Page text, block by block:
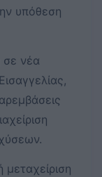
υπόθεση
σε νέα
μεταχείριση